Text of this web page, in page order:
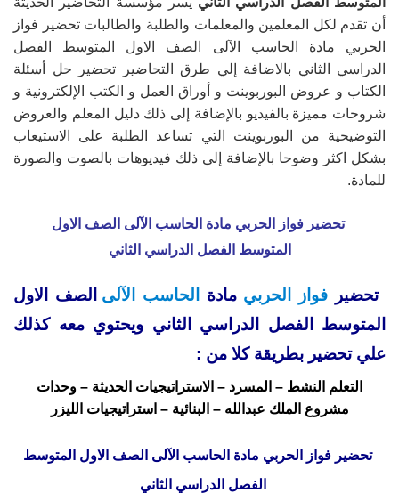
أن تقدم لكل المعلمين والمعلمات والطلبة والطالبات تحضير فواز
الحربي مادة الحاسب الآلى الصف الاول المتوسط الفصل
الدراسي الثاني بالاضافة إلي طرق التحاضير تحضير حل أسئلة
الكتاب و عروض البوربوينت و أوراق العمل و الكتب الإلكترونية و
شروحات مميزة بالفيديو بالإضافة إلى ذلك دليل المعلم والعروض
التوضيحية من البوربوينت التي تساعد الطلبة على الاستيعاب
بشكل اكثر وضوحا بالإضافة إلى ذلك فيديوهات بالصوت والصورة
للمادة.
تحضير فواز الحربي مادة الحاسب الآلى الصف الاول
المتوسط الفصل الدراسي الثاني
تحضير فواز الحربي مادة الحاسب الآلى الصف الاول
المتوسط الفصل الدراسي الثاني ويحتوي معه كذلك
علي تحضير بطريقة كلا من :
التعلم النشط – المسرد – الاستراتيجيات الحديثة – وحدات
مشروع الملك عبدالله – البنائية – استراتيجيات الليزر
تحضير فواز الحربي مادة الحاسب الآلى الصف الاول المتوسط
الفصل الدراسي الثاني